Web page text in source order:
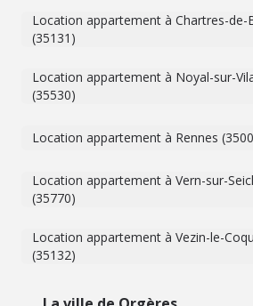
Location appartement à Chartres-de-
(35131)
Location appartement à Noyal-sur-
(35530)
Location appartement à Rennes
Location appartement à Vern-sur-
(35770)
Location appartement à Vezin-le-
(35132)